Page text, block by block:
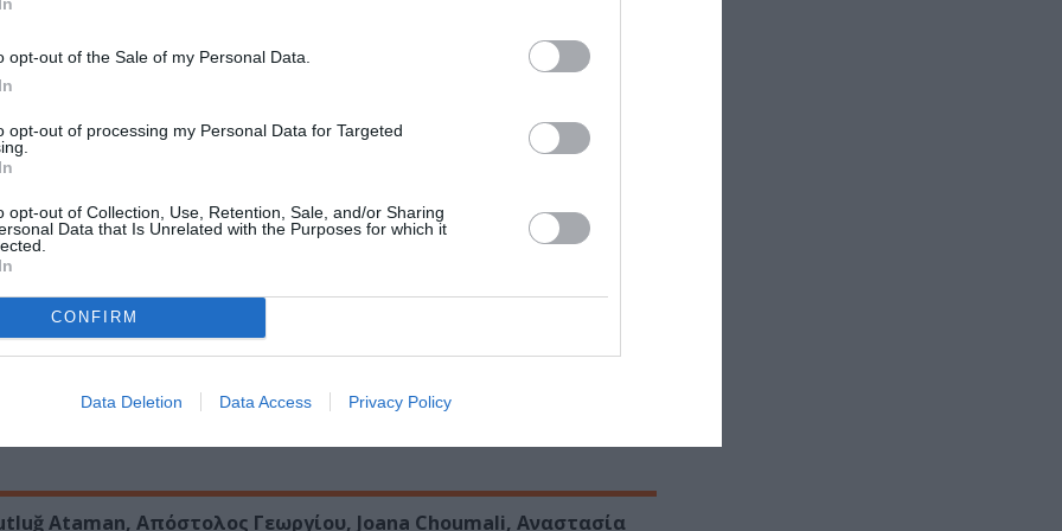
opt-out of the Sale of my Personal Data.
opt-out of processing my Personal Data for Targeted
opt-out of Collection, Use, Retention, Sale, and/or Sharing
Data that Is Unrelated with the Purposes for which it
CONFIRM
Data Deletion Data Access Privacy Policy
διαδικτυακή «πύλη».
Η εφαρμογή του ΝΕΟΝ για κινητά θα δίνει
έκθεση, να δει εικόνες των έργων και να μάθει πληροφορίες
χρήστες θα ενημερώνονται για όλες τις παράλληλες δράσεις
υγειονομικές οδηγίες, να προγραμματίσουν την επίσκεψή τους
για iOS και Android.
Προγράμματος Σύγχρονης Τέχνης 2021, αποτέλεσμα της
Πολιτισμού και Ανάπτυξης ΝΕΟΝ, για το επετειακό έτος
της δυναμικής των δημοκρατικών θεσμών στις προκλήσεις της
της σύγχρονης καλλιτεχνικής δημιουργίας.
2020, από τον Πρόεδρο της Βουλής κ. Κωνσταντίνο Τασούλα,
του ΝΕΟΝ κ. Ελίνα Κουντούρη, σε εκδήλωση στην αίθουσα
Ataman, Απόστολος Γεωργίου, Joana Choumali, Αναστασία